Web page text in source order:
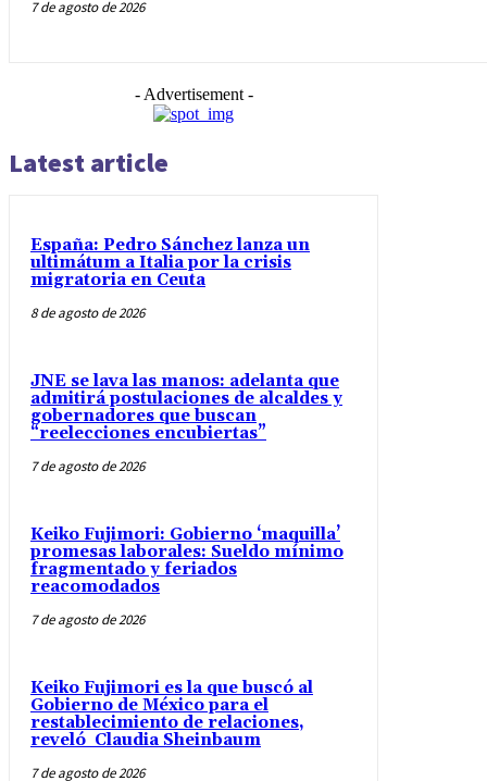
7 de agosto de 2026
- Advertisement -
Latest article
España: Pedro Sánchez lanza un
ultimátum a Italia por la crisis
migratoria en Ceuta
8 de agosto de 2026
JNE se lava las manos: adelanta que
admitirá postulaciones de alcaldes y
gobernadores que buscan
“reelecciones encubiertas”
7 de agosto de 2026
Keiko Fujimori: Gobierno ‘maquilla’
promesas laborales: Sueldo mínimo
fragmentado y feriados
reacomodados
7 de agosto de 2026
Keiko Fujimori es la que buscó al
Gobierno de México para el
restablecimiento de relaciones,
reveló Claudia Sheinbaum
7 de agosto de 2026